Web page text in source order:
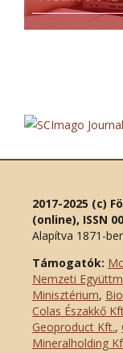
2017-2025 (c)
(online), ISSN
Alapítva 1871-
Támogatók:
Nemzeti
Minisztérium,
Colas Északkő
Geoproduct Kft.,
Mineralholding